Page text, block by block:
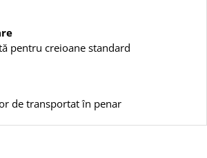
pentru creioane standard
de transportat în penar